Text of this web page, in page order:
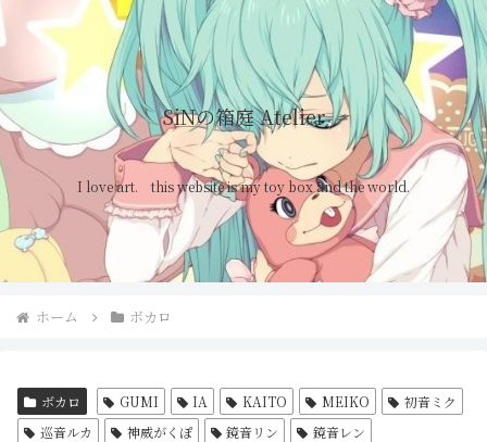
SiNの箱庭 Atelier
I love art. this website is my toy box and the world.
ホーム ボカロ
ボカロ GUMI IA KAITO MEIKO
初音ミク
巡音ルカ
神威がくぽ 鏡音リン 鏡音レン